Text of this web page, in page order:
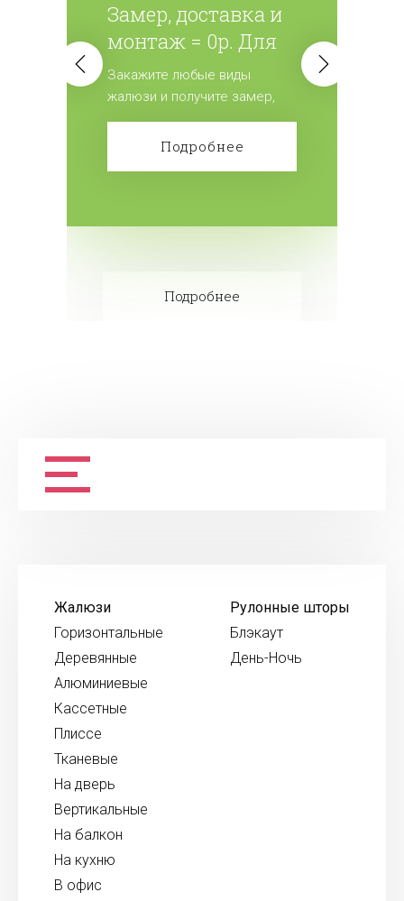
Замер, доставка и
монтаж = 0р. Для
всех жалюзи.
Закажите любые виды
жалюзи и получите замер,
доставку и монтаж
бесплатно! Сделайте заказ!
Подробнее
Подробнее
Жалюзи
Горизонтальные
Деревянные
Алюминиевые
Кассетные
Плиссе
Тканевые
На дверь
Вертикальные
На балкон
На кухню
В офис
Рулонные шторы
Блэкаут
День-Ночь